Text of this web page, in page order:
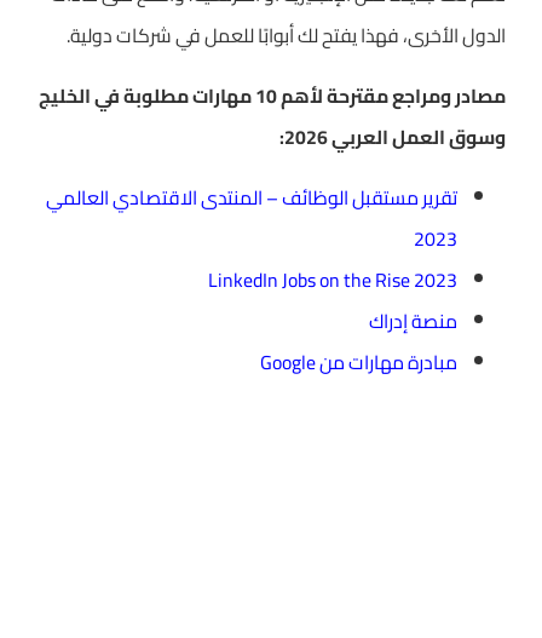
الدول الأخرى، فهذا يفتح لك أبوابًا للعمل في شركات دولية.
مصادر ومراجع مقترحة لأهم 10 مهارات مطلوبة في الخليج
وسوق العمل العربي 2026:
تقرير مستقبل الوظائف – المنتدى الاقتصادي العالمي
2023
LinkedIn Jobs on the Rise 2023
منصة إدراك
مبادرة مهارات من Google